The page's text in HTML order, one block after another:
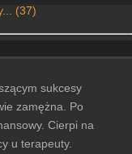
(37)
sukcesy
zamężna. Po
Cierpi na
u terapeuty.